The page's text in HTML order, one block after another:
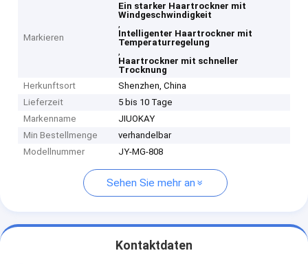
Markieren
Ein starker Haartrockner mit
Windgeschwindigkeit
,
Intelligenter Haartrockner mit
Temperaturregelung
,
Haartrockner mit schneller
Trocknung
Herkunftsort
Shenzhen, China
Lieferzeit
5 bis 10 Tage
Markenname
JIUOKAY
Min Bestellmenge
verhandelbar
Modellnummer
JY-MG-808
Sehen Sie mehr an
Kontaktdaten